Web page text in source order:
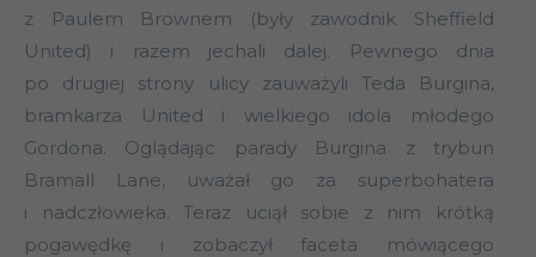
z Paulem Brownem (były zawodnik Sheffield
United) i razem jechali dalej. Pewnego dnia
po drugiej strony ulicy zauważyli Teda Burgina,
bramkarza United i wielkiego idola młodego
Gordona. Oglądając parady Burgina z trybun
Bramall Lane, uważał go za superbohatera
i nadczłowieka. Teraz uciął sobie z nim krótką
pogawędkę i zobaczył faceta mówiącego